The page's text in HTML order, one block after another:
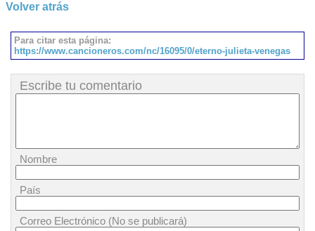
Volver atrás
Para citar esta página:
https://www.cancioneros.com/nc/16095/0/eterno-julieta-venegas
Escribe tu comentario
Nombre
País
Correo Electrónico (No se publicará)